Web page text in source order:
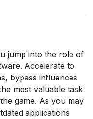
jump into the role of
Accelerate to
bypass influences
most valuable task
game. As you may
applications